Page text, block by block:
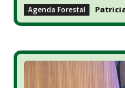
Agenda Forestal